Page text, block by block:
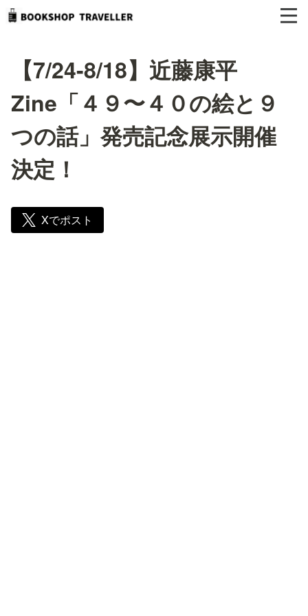
【7/24-8/18】近藤康平
Zine「４９〜４０の絵と９
つの話」発売記念展示開催
決定！
Xでポスト